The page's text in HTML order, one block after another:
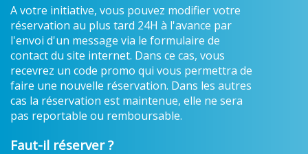
A votre initiative, vous pouvez modifier votre
réservation au plus tard 24H à l'avance par
l'envoi d'un message via le formulaire de
contact du site internet. Dans ce cas, vous
recevrez un code promo qui vous permettra de
faire une nouvelle réservation. Dans les autres
cas la réservation est maintenue, elle ne sera
pas reportable ou remboursable.
Faut-il réserver ?